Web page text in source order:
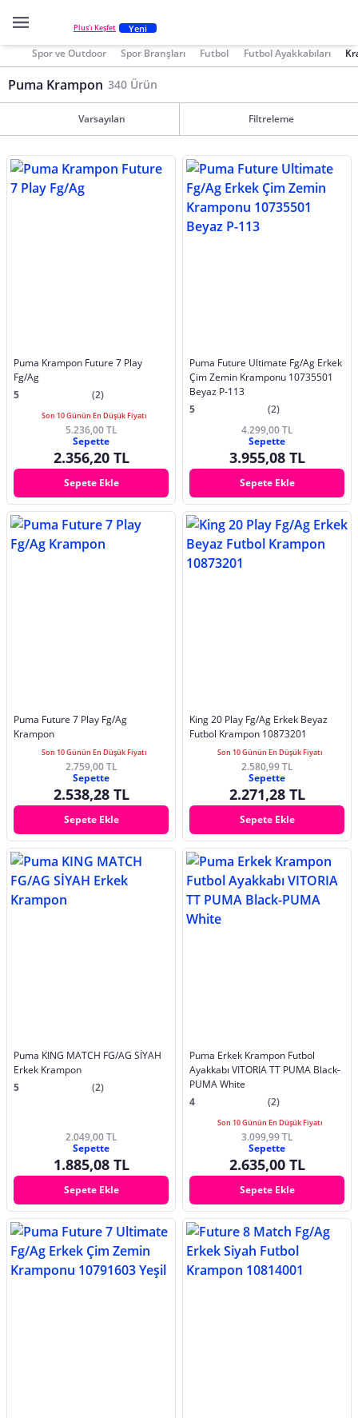
Plus'ı Keşfet Yeni
Spor ve Outdoor Spor Branşları Futbol Futbol Ayakkabıları
Puma Krampon 340 Ürün
Varsayılan Filtreleme
Puma Krampon Future 7 Play
Fg/Ag
5
(2)
Son 10 Günün En Düşük Fiyatı
5.236,00 TL
Sepette
2.356,20 TL
Sepete Ekle
Puma Future Ultimate Fg/Ag Erkek
Çim Zemin Kramponu 10735501
Beyaz P-113
5
(2)
4.299,00 TL
Sepette
3.955,08 TL
Sepete Ekle
Puma Future 7 Play Fg/Ag
Krampon
Son 10 Günün En Düşük Fiyatı
2.759,00 TL
Sepette
2.538,28 TL
Sepete Ekle
King 20 Play Fg/Ag Erkek Beyaz
Futbol Krampon 10873201
Son 10 Günün En Düşük Fiyatı
2.580,99 TL
Sepette
2.271,28 TL
Sepete Ekle
Puma KING MATCH FG/AG SİYAH
Erkek Krampon
5
(2)
2.049,00 TL
Sepette
1.885,08 TL
Sepete Ekle
Puma Erkek Krampon Futbol
Ayakkabı VITORIA TT PUMA Black-
PUMA White
4
(2)
Son 10 Günün En Düşük Fiyatı
3.099,99 TL
Sepette
2.635,00 TL
Sepete Ekle